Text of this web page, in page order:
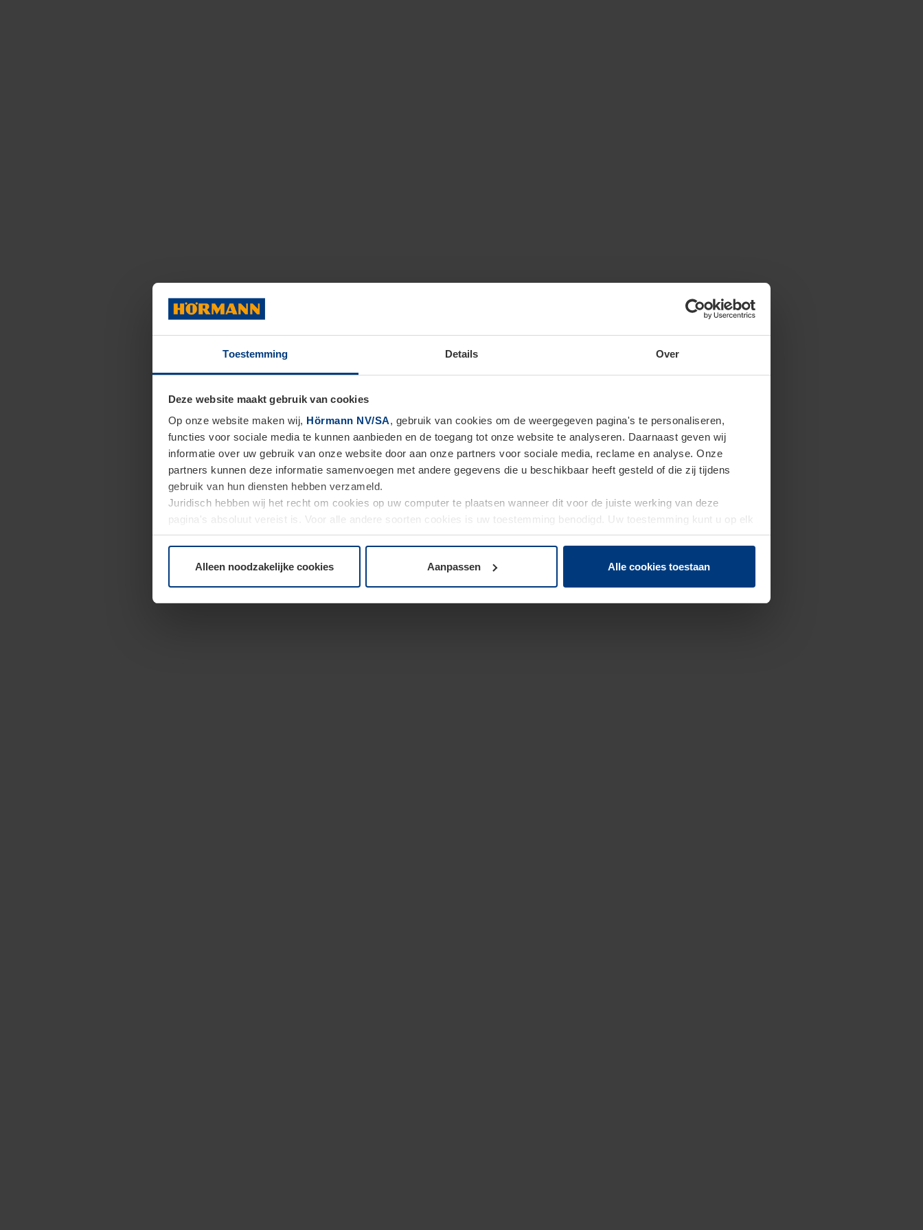
Toestemming Details Over
Deze website maakt gebruik van cookies
Op onze website maken wij, Hörmann NV/SA, gebruik van cookies om de weergegeven pagina's te personaliseren,
functies voor sociale media te kunnen aanbieden en de toegang tot onze website te analyseren. Daarnaast geven wij
informatie over uw gebruik van onze website door aan onze partners voor sociale media, reclame en analyse. Onze
partners kunnen deze informatie samenvoegen met andere gegevens die u beschikbaar heeft gesteld of die zij tijdens
gebruik van hun diensten hebben verzameld.
Juridisch hebben wij het recht om cookies op uw computer te plaatsen wanneer dit voor de juiste werking van deze
pagina's absoluut vereist is. Voor alle andere soorten cookies is uw toestemming benodigd. Uw toestemming kunt u op elk
moment bij de uitleg van de cookies op paginaPrivacyverklaringop onze website wijzigen of herroepen.
Alleen noodzakelijke cookies Aanpassen Alle cookies toestaan